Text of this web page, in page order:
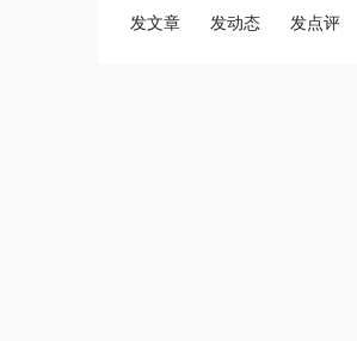
发文章 发动态 发点评